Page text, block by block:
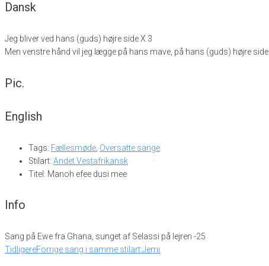
Dansk
Jeg bliver ved hans (guds) højre side X 3
Men venstre hånd vil jeg lægge på hans mave, på hans (guds) højre side
Pic.
English
Tags: Fællesmøde Oversatte sange
Stilart: Andet Vestafrikansk
Titel: Manoh efee dusi mee
Info
Sang på Ewe fra Ghana, sunget af Selassi på lejren -25
TidligereForrige sang i samme stilart:Jemi